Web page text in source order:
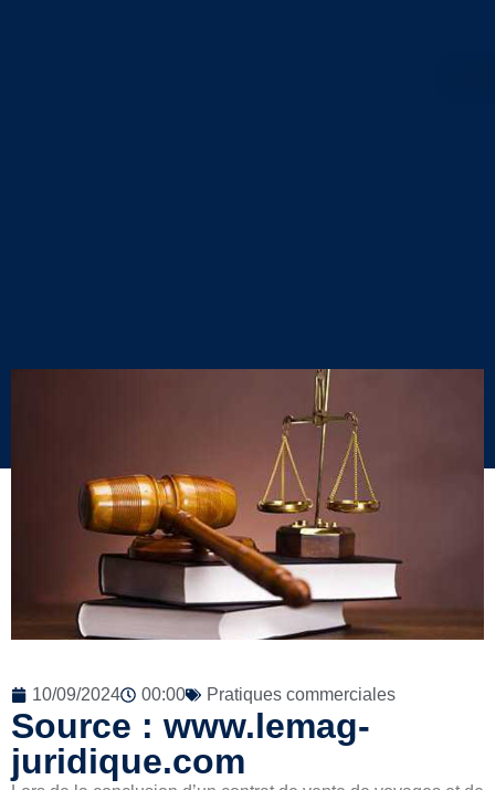
10/09/2024 00:00 Pratiques commerciales
Source : www.lemag-
juridique.com